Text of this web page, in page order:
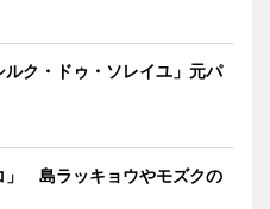
ク・ドゥ・ソレイユ」元パ
」 島ラッキョウやモズクの